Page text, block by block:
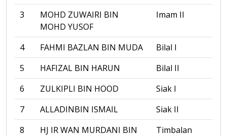
3
MOHD ZUWAIRI BIN
MOHD YUSOF
Imam II
4 FAHMI BAZLAN BIN MUDA
Bilal I
5
HAFIZAL BIN HARUN
Bilal II
6
ZULKIPLI BIN HOOD
Siak I
7
ALLADINBIN ISMAIL
Siak II
8
HJ IR WAN MURDANI BIN
Timbalan